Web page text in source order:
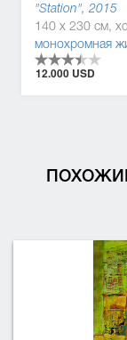
"Station", 2015
монохромная
12.000 USD